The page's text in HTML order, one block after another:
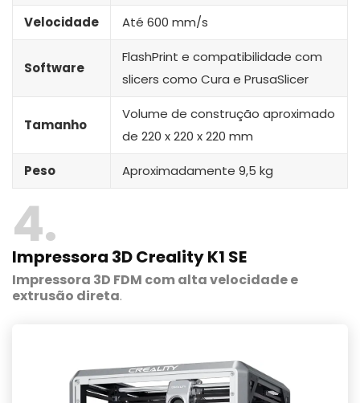
Velocidade Até 600 mm/s
Software
FlashPrint e compatibilidade com
slicers como Cura e PrusaSlicer
Tamanho
Volume de construção aproximado
de 220 x 220 x 220 mm
Peso Aproximadamente 9,5 kg
4
Impressora 3D Creality K1 SE
Impressora 3D FDM com alta velocidade e
extrusão direta.